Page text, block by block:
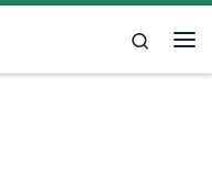
Search